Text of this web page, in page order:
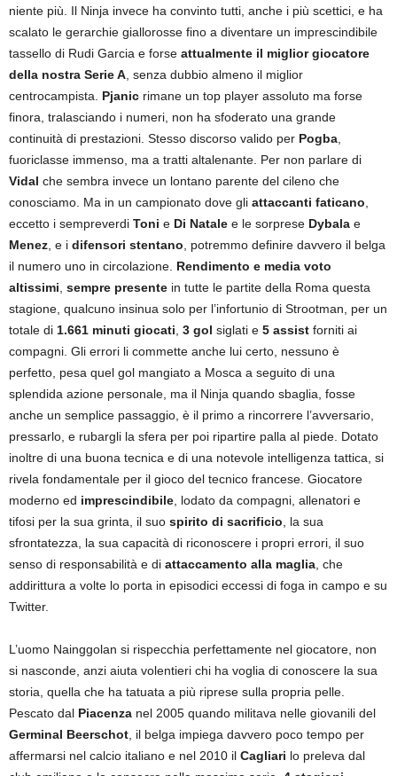
niente più. Il Ninja invece ha convinto tutti, anche i più scettici, e ha
scalato le gerarchie giallorosse fino a diventare un imprescindibile
tassello di Rudi Garcia e forse attualmente il miglior giocatore
della nostra Serie A , senza dubbio almeno il miglior
centrocampista. Pjanic rimane un top player assoluto ma forse
finora, tralasciando i numeri, non ha sfoderato una grande
continuità di prestazioni. Stesso discorso valido per Pogba
fuoriclasse immenso, ma a tratti altalenante. Per non parlare di
Vidal che sembra invece un lontano parente del cileno che
conosciamo. Ma in un campionato dove gli attaccanti faticano
eccetto i sempreverdi Toni e Di Natale e le sorprese Dybala e
Menez , e i difensori stentano , potremmo definire davvero il belga
il numero uno in circolazione. Rendimento e media voto
altissimi sempre presente in tutte le partite della Roma questa
stagione, qualcuno insinua solo per l’infortunio di Strootman, per un
totale di 1.661 minuti giocati 3 gol siglati e 5 assist forniti ai
compagni. Gli errori li commette anche lui certo, nessuno è
perfetto, pesa quel gol mangiato a Mosca a seguito di una
splendida azione personale, ma il Ninja quando sbaglia, fosse
anche un semplice passaggio, è il primo a rincorrere l’avversario,
pressarlo, e rubargli la sfera per poi ripartire palla al piede. Dotato
inoltre di una buona tecnica e di una notevole intelligenza tattica, si
rivela fondamentale per il gioco del tecnico francese. Giocatore
moderno ed imprescindibile , lodato da compagni, allenatori e
tifosi per la sua grinta, il suo spirito di sacrificio , la sua
sfrontatezza, la sua capacità di riconoscere i propri errori, il suo
senso di responsabilità e di attaccamento alla maglia , che
addirittura a volte lo porta in episodici eccessi di foga in campo e su
Twitter.
L’uomo Nainggolan si rispecchia perfettamente nel giocatore, non
si nasconde, anzi aiuta volentieri chi ha voglia di conoscere la sua
storia, quella che ha tatuata a più riprese sulla propria pelle.
Pescato dal Piacenza nel 2005 quando militava nelle giovanili del
Germinal Beerschot , il belga impiega davvero poco tempo per
affermarsi nel calcio italiano e nel 2010 il Cagliari lo preleva dal